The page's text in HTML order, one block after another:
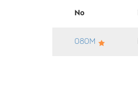
No
080М